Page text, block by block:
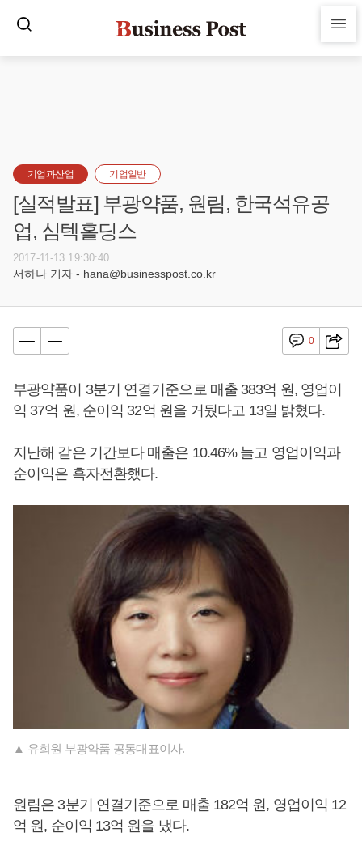
기업과산업 기업일반
[실적발표] 부광약품, 원림, 한국석유공
업, 심텍홀딩스
2017-11-13 19:30:40
서하나 기자 - hana@businesspost.co.kr
0
부광약품이 3분기 연결기준으로 매출 383억 원, 영업이
익 37억 원, 순이익 32억 원을 거뒀다고 13일 밝혔다.
지난해 같은 기간보다 매출은 10.46% 늘고 영업이익과
순이익은 흑자전환했다.
▲ 유희원 부광약품 공동대표이사.
원림은 3분기 연결기준으로 매출 182억 원, 영업이익 12
억 원, 순이익 13억 원을 냈다.